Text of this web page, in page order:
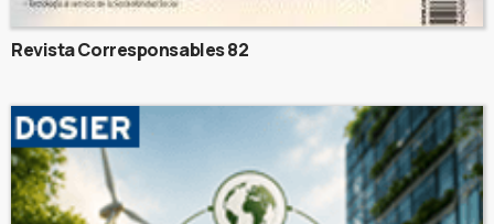
Revista Corresponsables 82